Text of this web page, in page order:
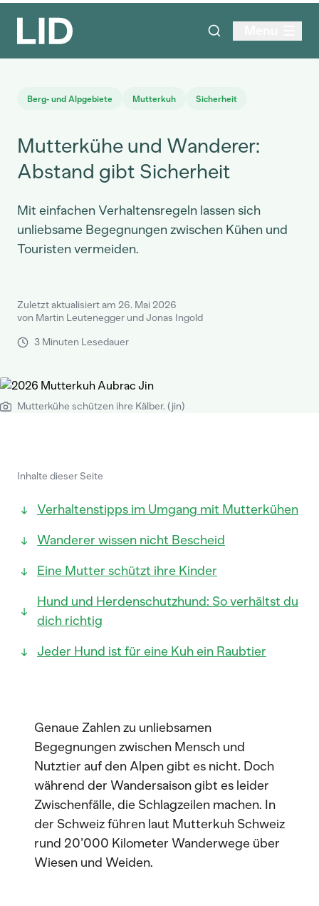
Berg- und Alpgebiete Mutterkuh Sicherheit
Mutterkühe und Wanderer:
Abstand gibt Sicherheit
Mit einfachen Verhaltensregeln lassen sich
unliebsame Begegnungen zwischen Kühen und
Touristen vermeiden.
Zuletzt aktualisiert am 26. Mai 2026
von Martin Leutenegger und Jonas Ingold
3 Minuten Lesedauer
Mutterkühe schützen ihre Kälber. (jin)
Inhalte dieser Seite
Verhaltenstipps im Umgang mit Mutterkühen
Wanderer wissen nicht Bescheid
Eine Mutter schützt ihre Kinder
Hund und Herdenschutzhund: So verhältst du
dich richtig
Jeder Hund ist für eine Kuh ein Raubtier
Genaue Zahlen zu unliebsamen
Begegnungen zwischen Mensch und
Nutztier auf den Alpen gibt es nicht. Doch
während der Wandersaison gibt es leider
Zwischenfälle, die Schlagzeilen machen. In
der Schweiz führen laut Mutterkuh Schweiz
rund 20’000 Kilometer Wanderwege über
Wiesen und Weiden.